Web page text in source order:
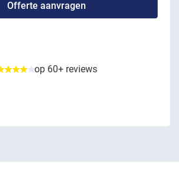
op 60+ reviews